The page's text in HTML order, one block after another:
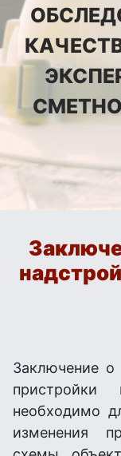
Заключение
необходимо
изменения